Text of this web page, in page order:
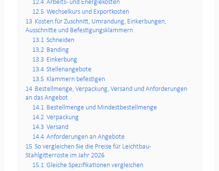
12.4 Arbeits- und Energiekosten
12.5 Wechselkurs und Exportkosten
13 Kosten für Zuschnitt, Umrandung, Einkerbungen,
Ausschnitte und Befestigungsklammern
13.1 Schneiden
13.2 Banding
13.3 Einkerbung
13.4 Stellenangebote
13.5 Klammern befestigen
14 Bestellmenge, Verpackung, Versand und Anforderungen
an das Angebot
14.1 Bestellmenge und Mindestbestellmenge
14.2 Verpackung
14.3 Versand
14.4 Anforderungen an Angebote
15 So vergleichen Sie die Preise für Leichtbau-
Stahlgitterroste im Jahr 2026
15.1 Gleiche Spezifikationen vergleichen